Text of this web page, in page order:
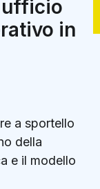
ufficio
in
a sportello
della
e il modello